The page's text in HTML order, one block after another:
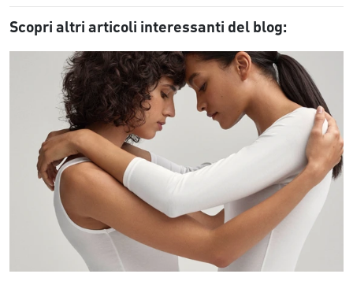
Scopri altri articoli interessanti del blog: